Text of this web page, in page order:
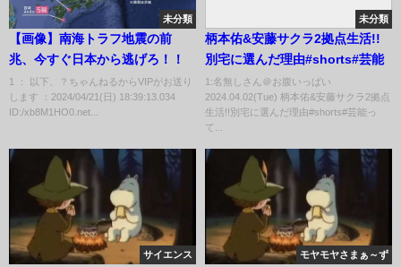
未分類
【画像】南海トラフ地震の前
兆、今すぐ日本から逃げろ！！
1 ： 以下、？ちゃんねるからVIPがお送り
します ：2024/04/21(日) 18:39:13.034
ID:/xb8M1HO0.net...
未分類
柄本佑&安藤サクラ2拠点生活!!
別宅に選んだ理由#shorts#芸能
1:名無しさん＠お腹いっぱい
2024.04.02(Tue) 柄本佑&安藤サクラ2拠点
生活!!別宅に選んだ理由#shorts#芸能っ
て...
サイエンス モヤモヤさまぁ～ず